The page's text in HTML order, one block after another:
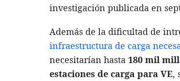
investigación publicada en
Además de la dificultad de
infraestructura de carga
necesitarían hasta 180 mil
estaciones de carga para VE,